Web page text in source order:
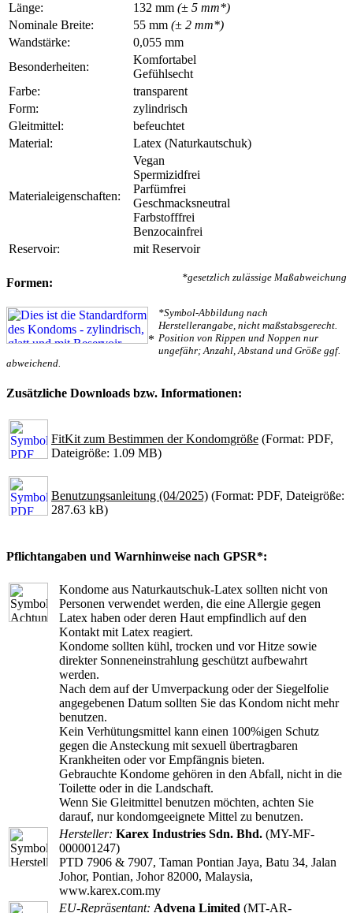
Länge: 132 mm (± 5 mm*)
Nominale Breite:
55 mm (± 2 mm*)
Wandstärke:
0,055 mm
Besonderheiten:
Komfortabel
Gefühlsecht
Farbe:
transparent
Form:
zylindrisch
Gleitmittel:
befeuchtet
Material:
Latex (Naturkautschuk)
Materialeigenschaften:
Vegan
Spermizidfrei
Parfümfrei
Geschmacksneutral
Farbstofffrei
Benzocainfrei
Reservoir:
mit Reservoir
*gesetzlich zulässige Maßabweichung
Formen:
*
*Symbol-Abbildung nach
Herstellerangabe, nicht maßstabsgerecht.
Position von Rippen und Noppen nur
ungefähr; Anzahl, Abstand und Größe ggf.
abweichend.
Zusätzliche Downloads bzw. Informationen:
FitKit zum Bestimmen der Kondomgröße (Format: PDF,
Dateigröße: 1.09 MB)
Benutzungsanleitung (04/2025) (Format: PDF, Dateigröße:
287.63 kB)
Pflichtangaben und Warnhinweise nach GPSR*:
Kondome aus Naturkautschuk-Latex sollten nicht von
Personen verwendet werden, die eine Allergie gegen
Latex haben oder deren Haut empfindlich auf den
Kontakt mit Latex reagiert.
Kondome sollten kühl, trocken und vor Hitze sowie
direkter Sonneneinstrahlung geschützt aufbewahrt
werden.
Nach dem auf der Umverpackung oder der Siegelfolie
angegebenen Datum sollten Sie das Kondom nicht mehr
benutzen.
Kein Verhütungsmittel kann einen 100%igen Schutz
gegen die Ansteckung mit sexuell übertragbaren
Krankheiten oder vor Empfängnis bieten.
Gebrauchte Kondome gehören in den Abfall, nicht in die
Toilette oder in die Landschaft.
Wenn Sie Gleitmittel benutzen möchten, achten Sie
darauf, nur kondomgeeignete Mittel zu benutzen.
Hersteller: Karex Industries Sdn. Bhd. (MY-MF-
000001247)
PTD 7906 & 7907, Taman Pontian Jaya, Batu 34, Jalan
Johor, Pontian, Johor 82000, Malaysia,
www.karex.com.my
EU-Repräsentant: Advena Limited (MT-AR-